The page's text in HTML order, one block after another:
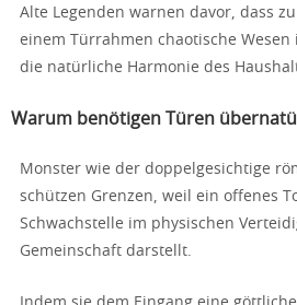
Alte Legenden warnen davor, dass
einem Türrahmen chaotische
die natürliche Harmonie des
Warum benötigen Türen
Monster wie der doppelgesichtige
schützen Grenzen, weil ein offenes
Schwachstelle im physischen
Gemeinschaft darstellt.